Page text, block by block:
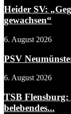
Heider SV:
gewachsen“
6. August 2026
PSV
6. August 2026
TSB Flensburg:
belebendes...